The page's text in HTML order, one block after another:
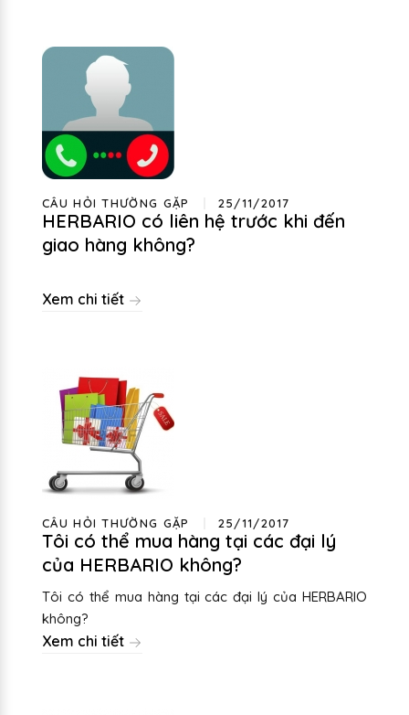
CÂU HỎI THƯỜNG GẶP 25/11/2017
HERBARIO có liên hệ trước khi đến
giao hàng không?
Xem chi tiết
CÂU HỎI THƯỜNG GẶP 25/11/2017
Tôi có thể mua hàng tại các đại lý
của HERBARIO không?
Tôi có thể mua hàng tại các đại lý của HERBARIO
không?
Xem chi tiết